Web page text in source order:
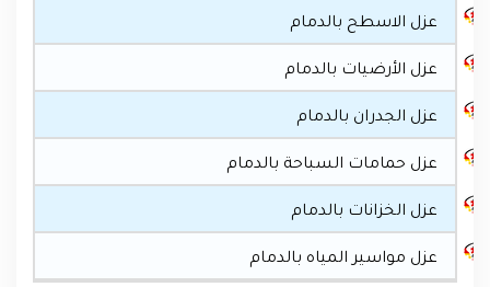
عزل الاسطح بالدمام
عزل الأرضيات بالدمام
عزل الجدران بالدمام
عزل حمامات السباحة بالدمام
عزل الخزانات بالدمام
عزل مواسير المياه بالدمام